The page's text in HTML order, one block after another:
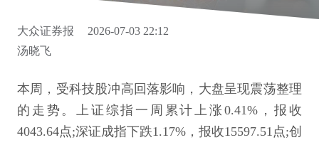
大众证券报
2026-07-03 22:12
汤晓飞
本周，受科技股冲高回落影响，大盘呈现震荡整理
的走势。上证综指一周累计上涨0.41%，报收
4043.64点;深证成指下跌1.17%，报收15597.51点;创